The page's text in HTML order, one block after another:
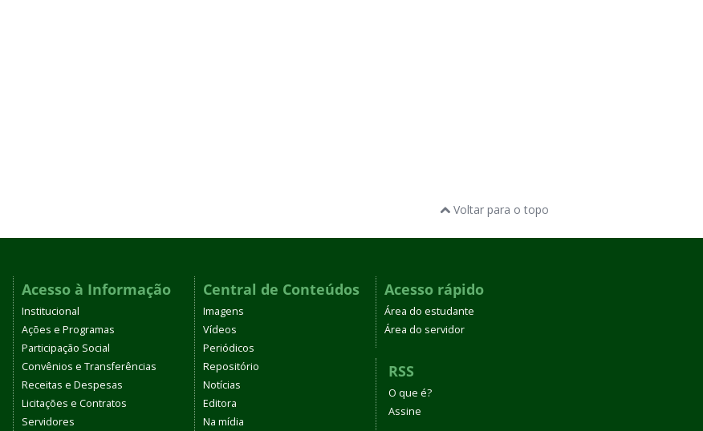
Voltar para o topo
Acesso à Informação
Institucional
Ações e Programas
Participação Social
Convênios e Transferências
Receitas e Despesas
Licitações e Contratos
Servidores
Central de Conteúdos
Imagens
Vídeos
Periódicos
Repositório
Notícias
Editora
Na mídia
Acesso rápido
Área do estudante
Área do servidor
RSS
O que é?
Assine